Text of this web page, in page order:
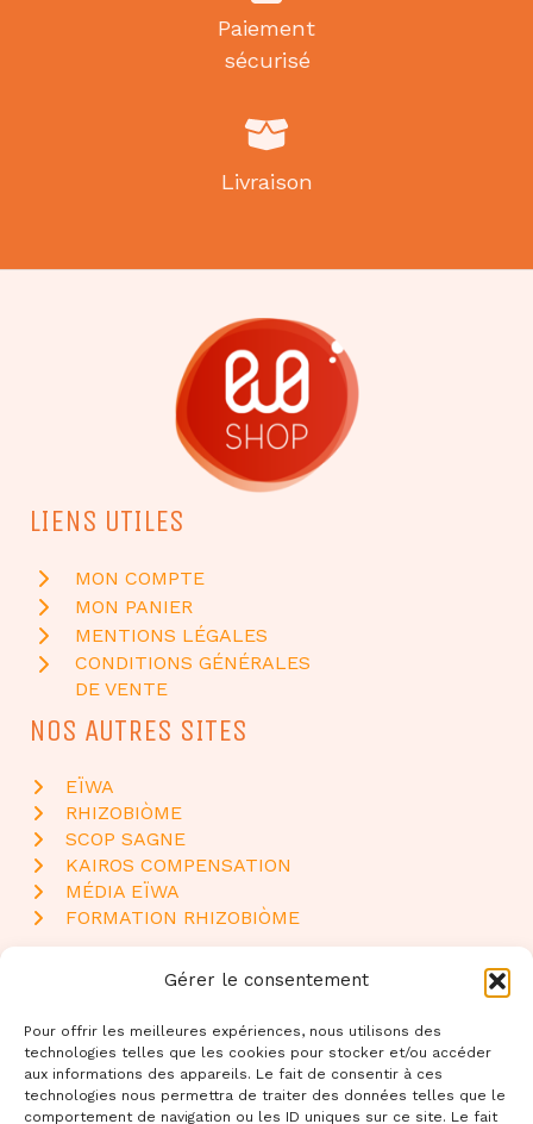
Gérer le consentement
Pour offrir les meilleures expériences, nous utilisons des
technologies telles que les cookies pour stocker et/ou accéder
aux informations des appareils. Le fait de consentir à ces
technologies nous permettra de traiter des données telles que le
comportement de navigation ou les ID uniques sur ce site. Le fait
Paiement
sécurisé
Livraison
LIENS UTILES
MON COMPTE
MON PANIER
MENTIONS LÉGALES
CONDITIONS GÉNÉRALES
DE VENTE
NOS AUTRES SITES
EÏWA
RHIZOBIÒME
SCOP SAGNE
KAIROS COMPENSATION
MÉDIA EÏWA
FORMATION RHIZOBIÒME
NOUS CONTACTER
Amalvit
8 route d’Aguts
81470 Péchaudier